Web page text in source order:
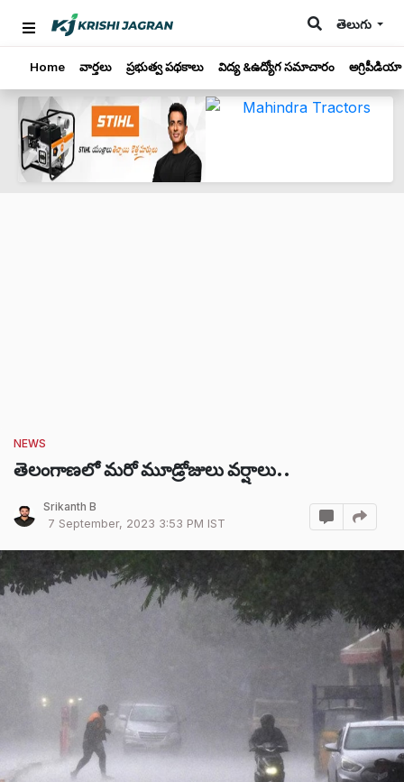
తెలుగు
Home వార్తలు ప్రభుత్వ పథకాలు విద్య &ఉద్యోగ సమాచారం అగ్రిపీడియా
NEWS
తెలంగాణలో మరో మూడ్రోజులు వర్షాలు..
Srikanth B
7 September, 2023 3:53 PM IST